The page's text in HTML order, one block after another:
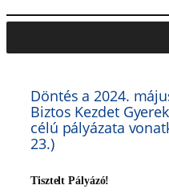
Döntés a 2024.
Biztos Kezdet
célú pályázata
23.)
Tisztelt Pályázó!